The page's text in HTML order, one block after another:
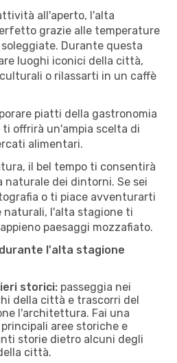
all'aperto, l'alta
grazie alle temperature
Durante questa
luoghi iconici della città,
o rilassarti in un caffè
piatti della gastronomia
offrirà un'ampia scelta di
alimentari.
il bel tempo ti consentirà
naturale dei dintorni. Se sei
o ti piace avventurarti
naturali, l'alta stagione ti
paesaggi mozzafiato.
l'alta stagione
storici: passeggia nei
della città e trascorri del
l'architettura. Fai una
aree storiche e
storie dietro alcuni degli
città.